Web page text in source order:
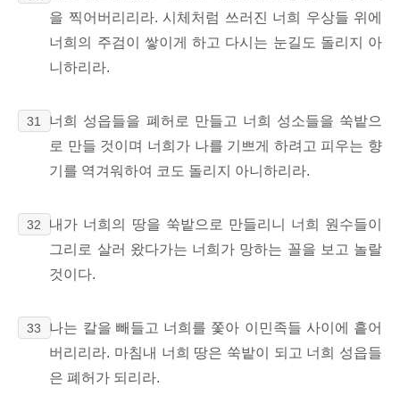
을 찍어버리리라. 시체처럼 쓰러진 너희 우상들 위에
너희의 주검이 쌓이게 하고 다시는 눈길도 돌리지 아
니하리라.
31
너희 성읍들을 폐허로 만들고 너희 성소들을 쑥밭으
로 만들 것이며 너희가 나를 기쁘게 하려고 피우는 향
기를 역겨워하여 코도 돌리지 아니하리라.
32
내가 너희의 땅을 쑥밭으로 만들리니 너희 원수들이
그리로 살러 왔다가는 너희가 망하는 꼴을 보고 놀랄
것이다.
33
나는 칼을 빼들고 너희를 쫓아 이민족들 사이에 흩어
버리리라. 마침내 너희 땅은 쑥밭이 되고 너희 성읍들
은 폐허가 되리라.